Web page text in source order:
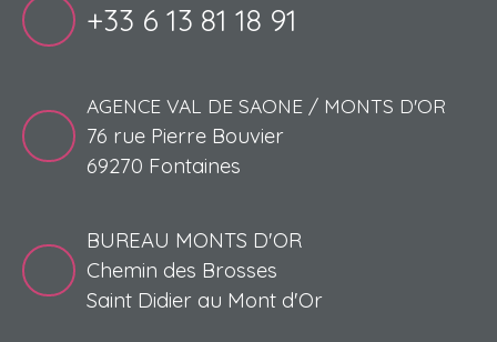
+33 6 13 81 18 91
AGENCE VAL DE SAONE / MONTS D'OR
76 rue Pierre Bouvier
69270 Fontaines
BUREAU MONTS D'OR
Chemin des Brosses
Saint Didier au Mont d'Or